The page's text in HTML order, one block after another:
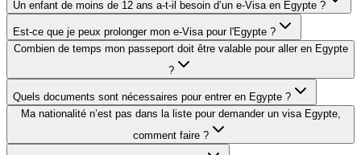
Un enfant de moins de 12 ans a-t-il besoin d’un e-Visa en Egypte ?
Est-ce que je peux prolonger mon e-Visa pour l'Egypte ?
Combien de temps mon passeport doit être valable pour aller en Egypte
?
Quels documents sont nécessaires pour entrer en Egypte ?
Ma nationalité n’est pas dans la liste pour demander un visa Egypte,
comment faire ?